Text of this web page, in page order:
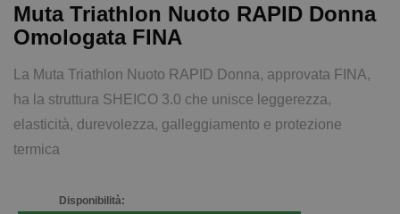
Muta Triathlon Nuoto RAPID Donna
Omologata FINA
La Muta Triathlon Nuoto RAPID Donna, approvata FINA,
ha la struttura SHEICO 3.0 che unisce leggerezza,
elasticità, durevolezza, galleggiamento e protezione
termica
Disponibilità: